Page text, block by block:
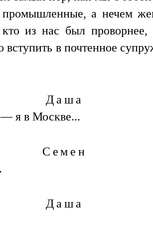
а нечем
из нас был
в почтенное
Даша
— я в Москве...
Семен
Даша